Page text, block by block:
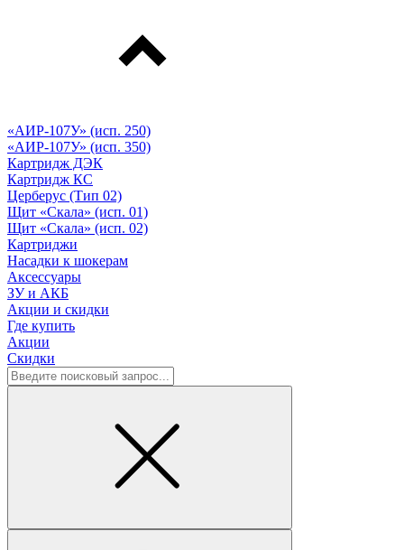
«АИР-107У» (исп. 250)
«АИР-107У» (исп. 350)
Картридж ДЭК
Картридж КС
Церберус (Тип 02)
Щит «Скала» (исп. 01)
Щит «Скала» (исп. 02)
Картриджи
Насадки к шокерам
Аксессуары
ЗУ и АКБ
Акции и скидки
Где купить
Акции
Скидки